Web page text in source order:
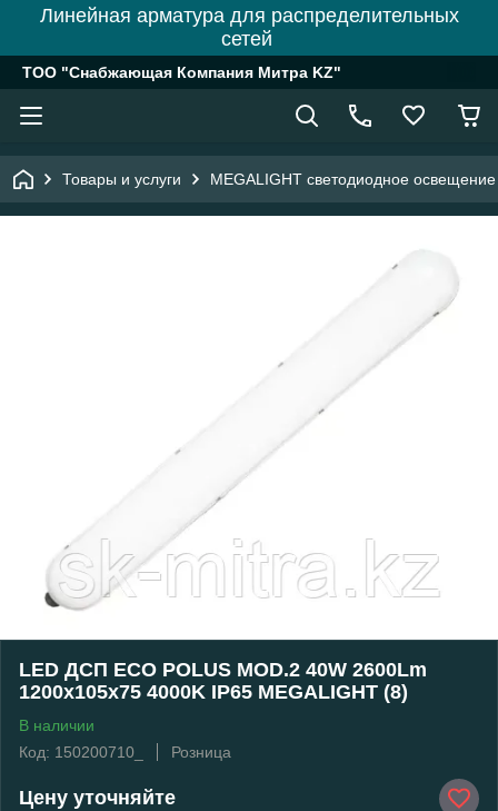
Линейная арматура для распределительных
сетей
ТОО "Снабжающая Компания Митра KZ"
Товары и услуги MEGALIGHT светодиодное освещение
LED ДСП ECO POLUS MOD.2 40W 2600Lm
1200x105x75 4000K IP65 MEGALIGHT (8)
В наличии
Код: 150200710_
Розница
Цену уточняйте